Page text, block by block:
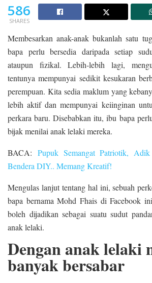
586
SHARES
Membesarkan anak-anak bukanlah satu
bapa perlu bersedia daripada setiap
ataupun fizikal. Lebih-lebih lagi,
tentunya mempunyai sedikit kesukaran
perempuan. Kita sedia maklum yang
lebih aktif dan mempunyai keiinginan
perkara baru. Disebabkan itu, ibu bapa
bijak menilai anak lelaki mereka.
BACA: Pupuk Semangat Patriotik,
Bendera DIY.. Memang Kreatif!
Mengulas lanjut tentang hal ini, sebuah
bapa bernama Mohd Fhais di Facebook
boleh dijadikan sebagai suatu sudut
anak lelaki.
Dengan anak lelaki
banyak bersabar